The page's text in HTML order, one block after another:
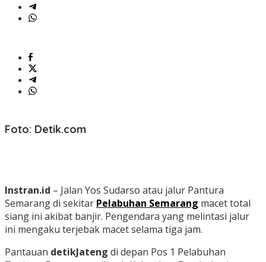
Foto: Detik.com
Instran.id – Jalan Yos Sudarso atau jalur Pantura
Semarang di sekitar Pelabuhan Semarang macet total
siang ini akibat banjir. Pengendara yang melintasi jalur
ini mengaku terjebak macet selama tiga jam.
Pantauan detikJateng di depan Pos 1 Pelabuhan